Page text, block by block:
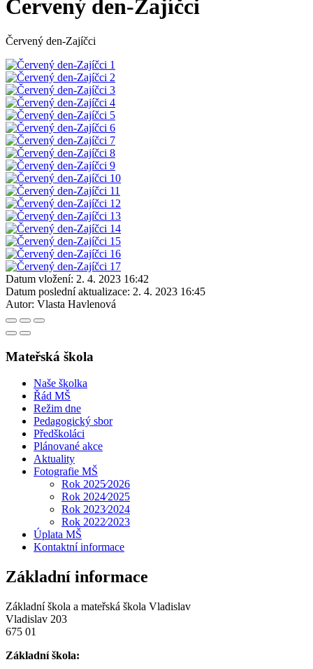
Červený den-Zajíčci
Červený den-Zajíčci
Datum vložení: 2. 4. 2023 16:42
Datum poslední aktualizace: 2. 4. 2023 16:45
Autor: Vlasta Havlenová
Mateřská škola
Naše školka
Řád MŠ
Režim dne
Pedagogický sbor
Předškoláci
Plánované akce
Aktuality
Fotografie MŠ
Rok 2025⁄2026
Rok 2024⁄2025
Rok 2023⁄2024
Rok 2022⁄2023
Úplata MŠ
Kontaktní informace
Základní informace
Základní škola a mateřská škola Vladislav
Vladislav 203
675 01
Základní škola: